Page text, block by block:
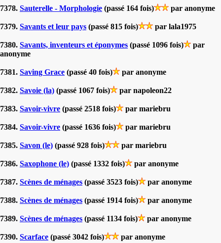
7378. Sauterelle - Morphologie (passé 164 fois) par anonyme
7379. Savants et leur pays (passé 815 fois) par lala1975
7380. Savants, inventeurs et éponymes (passé 1096 fois)
par
anonyme
7381. Saving Grace (passé 40 fois) par anonyme
7382. Savoie (la) (passé 1067 fois) par napoleon22
7383. Savoir-vivre (passé 2518 fois) par mariebru
7384. Savoir-vivre (passé 1636 fois) par mariebru
7385. Savon (le) (passé 928 fois) par mariebru
7386. Saxophone (le) (passé 1332 fois) par anonyme
7387. Scènes de ménages (passé 3523 fois) par anonyme
7388. Scènes de ménages (passé 1914 fois) par anonyme
7389. Scènes de ménages (passé 1134 fois) par anonyme
7390. Scarface (passé 3042 fois) par anonyme